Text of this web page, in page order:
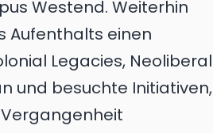
Westend. Weiterhin
Aufenthalts einen
Legacies, Neoliberal
und besuchte Initiativen,